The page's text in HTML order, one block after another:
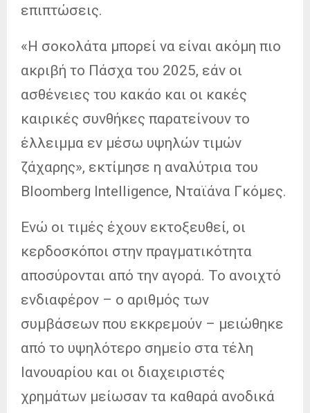
επιπτώσεις.
«Η σοκολάτα μπορεί να είναι ακόμη πιο
ακριβή το Πάσχα του 2025, εάν οι
ασθένειες του κακάο και οι κακές
καιρικές συνθήκες παρατείνουν το
έλλειμμα εν μέσω υψηλών τιμών
ζάχαρης», εκτίμησε η αναλύτρια του
Bloomberg Intelligence, Νταϊάνα Γκόμες.
Ενώ οι τιμές έχουν εκτοξευθεί, οι
κερδοσκόποι στην πραγματικότητα
αποσύρονται από την αγορά. Το ανοιχτό
ενδιαφέρον – ο αριθμός των
συμβάσεων που εκκρεμούν – μειώθηκε
από το υψηλότερο σημείο στα τέλη
Ιανουαρίου και οι διαχειριστές
χρημάτων μείωσαν τα καθαρά ανοδικά